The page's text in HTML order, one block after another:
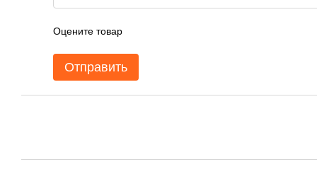
Оцените товар
Отправить